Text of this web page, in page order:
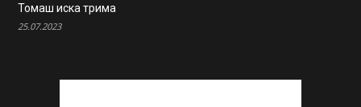
Томаш иска трима
25.07.2023